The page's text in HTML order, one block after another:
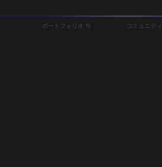
ポートフォリオ % コミュニティ